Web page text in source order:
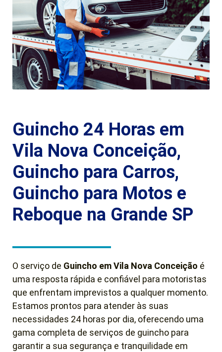
Guincho 24 Horas em
Vila Nova Conceição,
Guincho para Carros,
Guincho para Motos e
Reboque na Grande SP
O serviço de Guincho em Vila Nova Conceição é
uma resposta rápida e confiável para motoristas
que enfrentam imprevistos a qualquer momento.
Estamos prontos para atender às suas
necessidades 24 horas por dia, oferecendo uma
gama completa de serviços de guincho para
garantir a sua segurança e tranquilidade em